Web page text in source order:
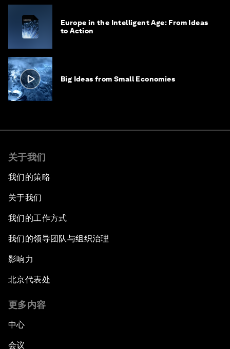
Europe in the Intelligent Age: From Ideas
to Action
Big Ideas from Small Economies
关于我们
我们的策略
关于我们
我们的工作方式
我们的领导团队与组织治理
影响力
北京代表处
更多内容
中心
会议